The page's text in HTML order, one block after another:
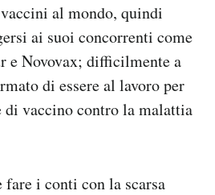
al mondo, quindi
ai suoi concorrenti come
e Novovax; difficilmente a
di essere al lavoro per
di vaccino contro la malattia
fare i conti con la scarsa